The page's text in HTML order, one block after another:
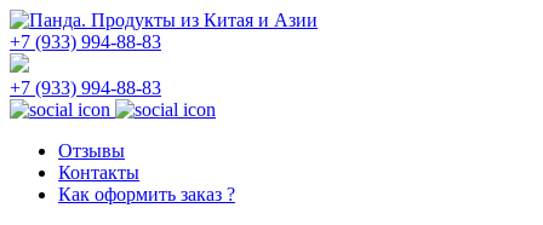
+7 (933) 994-88-83
+7 (933) 994-88-83
Отзывы
Контакты
Как оформить заказ ?